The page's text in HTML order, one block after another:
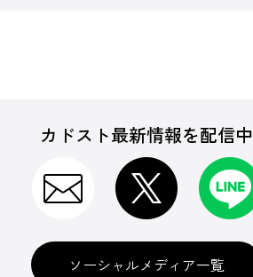
カドスト最新情報を配信中
ソーシャルメディア一覧